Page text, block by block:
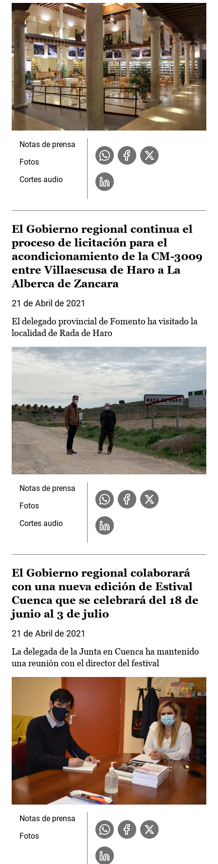
Notas de prensa
Fotos
Cortes audio
El Gobierno regional continua el
proceso de licitación para el
acondicionamiento de la CM-3009
entre Villaescusa de Haro a La
Alberca de Zancara
21 de Abril de 2021
El delegado provincial de Fomento ha visitado la
localidad de Rada de Haro
Notas de prensa
Fotos
Cortes audio
El Gobierno regional colaborará
con una nueva edición de Estival
Cuenca que se celebrará del 18 de
junio al 3 de julio
21 de Abril de 2021
La delegada de la Junta en Cuenca ha mantenido
una reunión con el director del festival
Notas de prensa
Fotos